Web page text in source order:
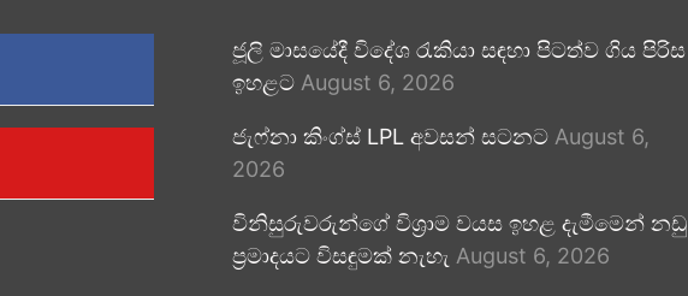
ජූලි මාසයේදී විදේශ රැකියා සඳහා පිටත්ව ගිය පිරිස
ඉහළට August 6, 2026
ජැෆ්නා කිංග්ස් LPL අවසන් සටනට August 6,
2026
විනිසුරුවරුන්ගේ විශ්‍රාම වයස ඉහළ දැමීමෙන් නඩු
ප්‍රමාදයට විසඳුමක් නැහැ August 6, 2026